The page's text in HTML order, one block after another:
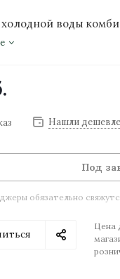
воды
Нашли
Под
обязательно
Цена